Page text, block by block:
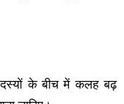
के बीच में कलह बढ़